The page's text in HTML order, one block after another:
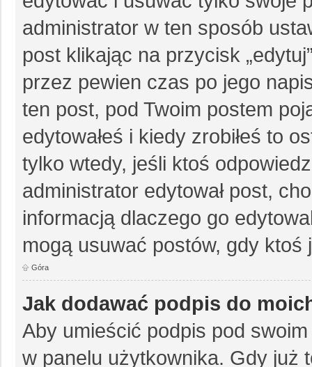
administrator w ten sposób
post klikając na przycisk
przez pewien czas po jego
ten post, pod Twoim postem
edytowałeś i kiedy zrobiłeś to
tylko wtedy, jeśli ktoś
administrator edytował post,
informacją dlaczego go
mogą usuwać postów, gdy ktoś
Góra
Jak dodawać podpis do
Aby umieścić podpis pod
w panelu użytkownika. Gdy już